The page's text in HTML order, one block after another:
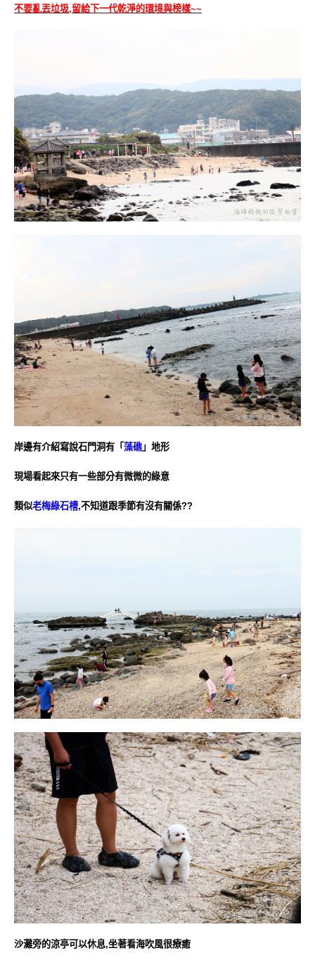
不要亂丟垃圾,留給下一代乾淨的環境與榜樣~~
岸邊有介紹寫說石門洞有「 藻礁 」地形
現場看起來只有一些部分有微微的綠意
類似老梅綠石槽,不知道跟季節有沒有關係??
沙灘旁的涼亭可以休息,坐著看海吹風很療癒